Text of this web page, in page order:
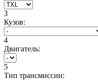
3
Кузов:
4
Двигатель:
5
Тип трансмиссии: